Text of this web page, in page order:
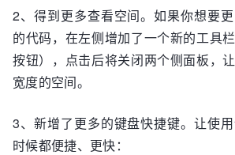
2、得到更多查看空间。如果你想要
的代码，在左侧增加了一个新的工具
按钮），点击后将关闭两个侧面板，
宽度的空间。
3、新增了更多的键盘快捷键。让使
时候都便捷、更快：